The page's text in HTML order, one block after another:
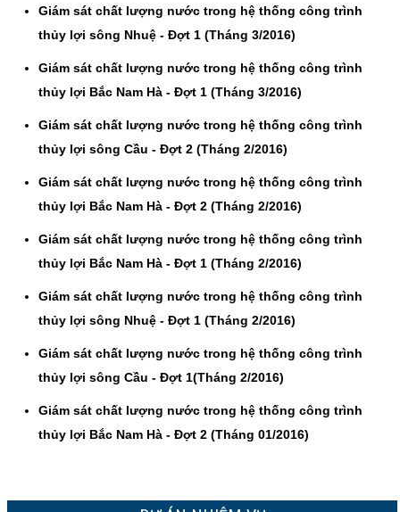
Giám sát chất lượng nước trong hệ thống công trình
thủy lợi sông Nhuệ - Đợt 1 (Tháng 3/2016)
Giám sát chất lượng nước trong hệ thống công trình
thủy lợi Bắc Nam Hà - Đợt 1 (Tháng 3/2016)
Giám sát chất lượng nước trong hệ thống công trình
thủy lợi sông Cầu - Đợt 2 (Tháng 2/2016)
Giám sát chất lượng nước trong hệ thống công trình
thủy lợi Bắc Nam Hà - Đợt 2 (Tháng 2/2016)
Giám sát chất lượng nước trong hệ thống công trình
thủy lợi Bắc Nam Hà - Đợt 1 (Tháng 2/2016)
Giám sát chất lượng nước trong hệ thống công trình
thủy lợi sông Nhuệ - Đợt 1 (Tháng 2/2016)
Giám sát chất lượng nước trong hệ thống công trình
thủy lợi sông Cầu - Đợt 1(Tháng 2/2016)
Giám sát chất lượng nước trong hệ thống công trình
thủy lợi Bắc Nam Hà - Đợt 2 (Tháng 01/2016)